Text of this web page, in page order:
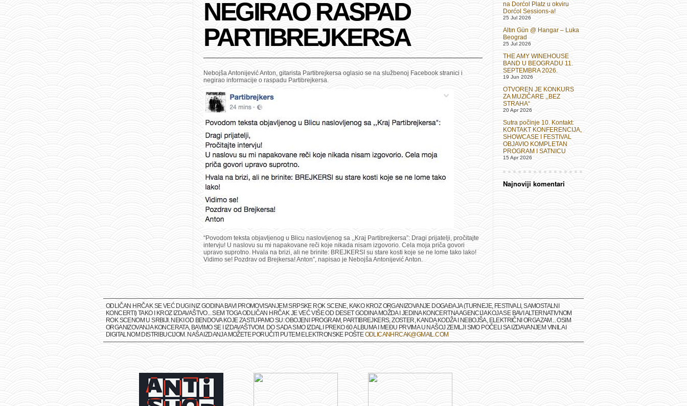
NEGIRAO RASPAD
PARTIBREJKERSA
Nebojša Antonijević Anton, gitarista Partibrejkersa oglasio se na službenoj Facebook stranici i
negirao informacije o raspadu Partibrejkersa.
“Povodom teksta objavljenog u Blicu naslovljenog sa ,,Kraj Partibrejkersa”: Dragi prijatelji, pročitajte
intervju! U naslovu su mi napakovane reči koje nikada nisam izgovorio. Cela moja priča govori
upravo suprotno. Hvala na brizi, ali ne brinite: BREJKERSI su stare kosti koje se ne lome tako lako!
Vidimo se! Pozdrav od Brejkersa! Anton”, napisao je Nebojša Antonijević Anton.
na Dorćol Platz u okviru
Dorćol Sessions-a!
25 Jul 2026
Altın Gün @ Hangar – Luka
Beograd
25 Jul 2026
THE AMY WINEHOUSE
BAND U BEOGRADU 11.
SEPTEMBRA 2026.
19 Jun 2026
OTVOREN JE KONKURS
ZA MUZIČARE ,,BEZ
STRAHA“
20 Apr 2026
Sutra počinje 10. Kontakt:
KONTAKT KONFERENCIJA,
SHOWCASE I FESTIVAL
OBJAVIO KOMPLETAN
PROGRAM I SATNICU
15 Apr 2026
Najnoviji komentari
ODLIČAN HRČAK SE VEĆ DUGI NIZ GODINA BAVI PROMOVISANJEM SRPSKE ROK SCENE, KAKO KROZ ORGANIZOVANJE DOGAĐAJA (TURNEJE, FESTIVALI, SAMOSTALNI
KONCERTI) TAKO I KROZ IZDAVAŠTVO... SEM TOGA ODLIČAN HRČAK JE VEĆ VIŠE OD DESET GODINA MOŽDA I JEDINA KONCERTNA AGENCIJA KOJA SE BAVI ALTERNATIVNOM
ROK SCENOM U SRBIJI. NEKI OD BENDOVA KOJE ZASTUPAMO SU: OBOJENI PROGRAM, PARTIBREJKERS, ZOSTER, KANDA KODŽA I NEBOJŠA, ELEKTRIČNI ORGAZAM... OSIM
ORGANIZOVANJA KONCERATA, BAVIMO SE I IZDAVAŠTVOM. DO SADA SMO IZDALI PREKO 60 ALBUMA I MEĐU PRVIMA U NAŠOJ ZEMLJI SMO POČELI SA IZDAVANJEM VINILA I
DIGITALNOM DISTRIBUCIJOM. NAŠA IZDANJA MOŽETE PORUČITI PUTEM ELEKTRONSKE POŠTEODLICANHRCAK@GMAIL.COM